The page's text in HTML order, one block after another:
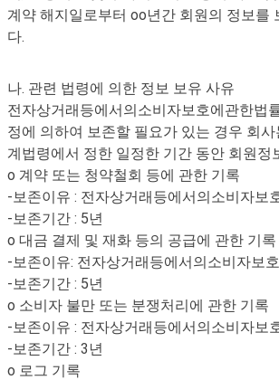
계약 해지일로부터 oo년간 회원의 정보를
다.
나. 관련 법령에 의한 정보 보유 사유
전자상거래등에서의소비자보호에관한법
정에 의하여 보존할 필요가 있는 경우 회
계법령에서 정한 일정한 기간 동안 회원정
o 계약 또는 청약철회 등에 관한 기록
-보존이유 : 전자상거래등에서의소비자보
-보존기간 : 5년
o 대금 결제 및 재화 등의 공급에 관한 기록
-보존이유: 전자상거래등에서의소비자보
-보존기간 : 5년
o 소비자 불만 또는 분쟁처리에 관한 기록
-보존이유 : 전자상거래등에서의소비자보
-보존기간 : 3년
o 로그 기록